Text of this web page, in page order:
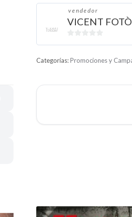
vendedor
VICENT
e
Categorías:Promociones y